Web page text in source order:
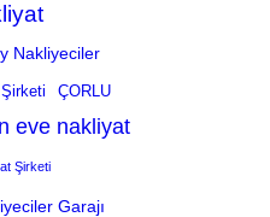
Nakliyeciler
ÇORLU
eve nakliyat
Şirketi
Garajı